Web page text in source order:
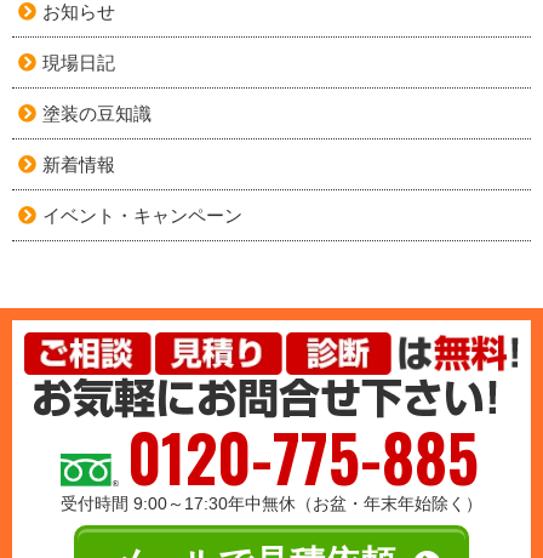
お知らせ
現場日記
塗装の豆知識
新着情報
イベント・キャンペーン
0120-775-885
受付時間 9:00～17:30年中無休（お盆・年末年始除く）